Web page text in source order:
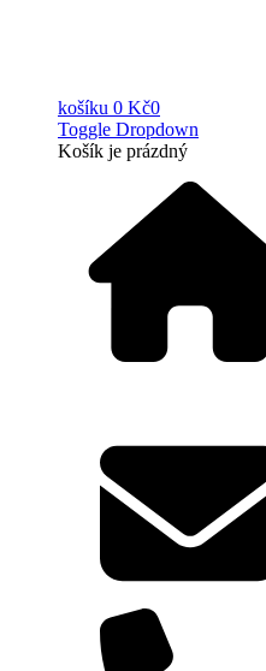
košíku 0 Kč0
Toggle Dropdown
Košík je prázdný